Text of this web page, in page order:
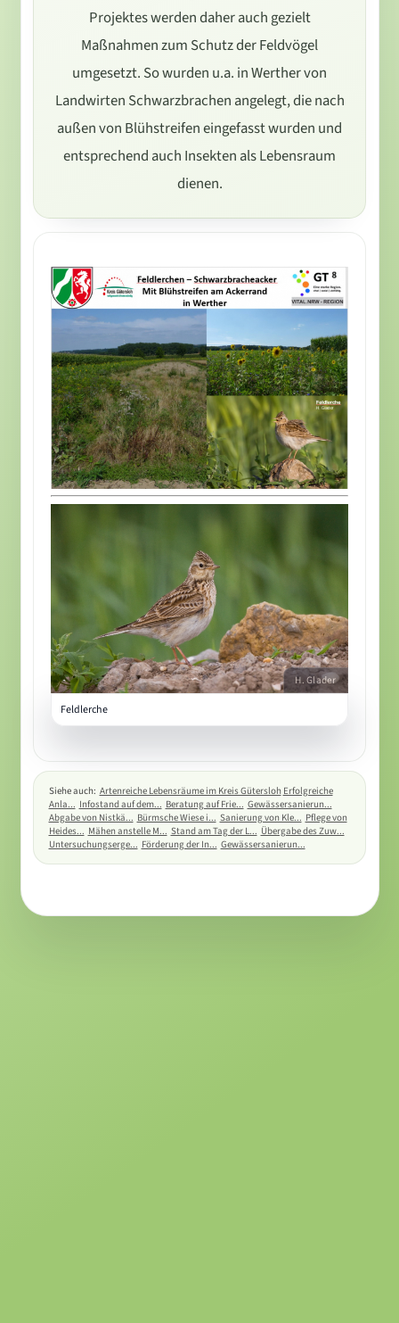
Projektes werden daher auch gezielt
Maßnahmen zum Schutz der Feldvögel
umgesetzt. So wurden u.a. in Werther von
Landwirten Schwarzbrachen angelegt, die nach
außen von Blühstreifen eingefasst wurden und
entsprechend auch Insekten als Lebensraum
dienen.
Feldlerche
Siehe auch: Artenreiche Lebensräume im Kreis Gütersloh Erfolgreiche
Anla... Infostand auf dem... Beratung auf Frie... Gewässersanierun...
Abgabe von Nistkä... Bürmsche Wiese i... Sanierung von Kle... Pflege von
Heides... Mähen anstelle M... Stand am Tag der L... Übergabe des Zuw...
Untersuchungserge... Förderung der In... Gewässersanierun...
H. Glader